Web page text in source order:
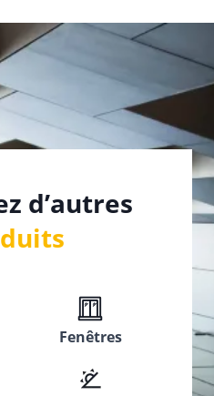
d’autres
Fenêtres